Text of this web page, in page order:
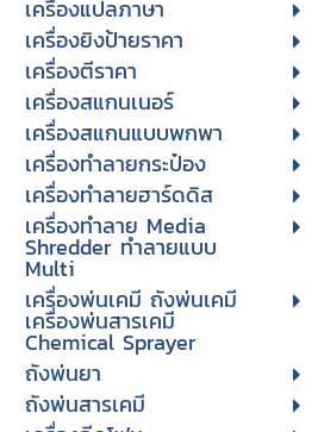
เครื่องแปลภาษา
เครื่องยิงป้ายราคา
เครื่องตีราคา
เครื่องสแกนเนอร์
เครื่องสแกนแบบพกพา
เครื่องทำลายกระป๋อง
เครื่องทำลายฮาร์ดดิส
เครื่องทำลาย Media
Shredder ทำลายแบบ
Multi
เครื่องพ่นเคมี ถังพ่นเคมี
เครื่องพ่นสารเคมี
Chemical Sprayer
ถังพ่นยา
ถังพ่นสารเคมี